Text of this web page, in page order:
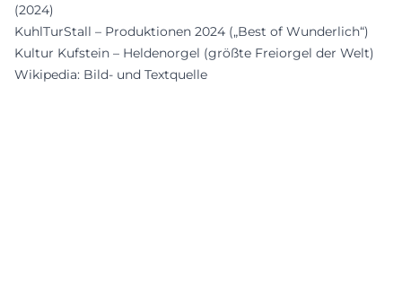
(2024)
KuhlTurStall – Produktionen 2024 („Best of Wunderlich“)
Kultur Kufstein – Heldenorgel (größte Freiorgel der Welt)
Wikipedia: Bild- und Textquelle